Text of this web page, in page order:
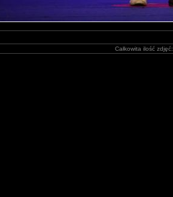
Całkowita ilość zdjęć: